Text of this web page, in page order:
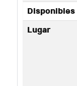
Disponibles
Lugar